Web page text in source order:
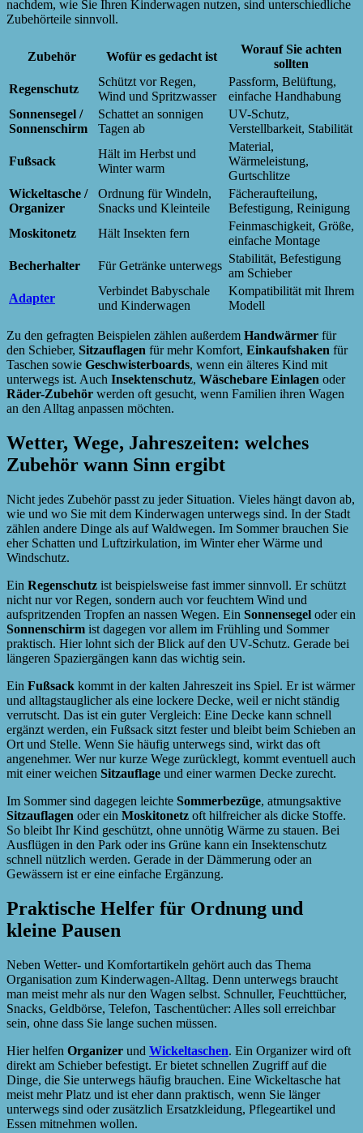
nachdem, wie Sie Ihren Kinderwagen nutzen, sind unterschiedliche
Zubehörteile sinnvoll.
Zubehör Wofür es gedacht ist
Worauf Sie achten
sollten
Regenschutz
Schützt vor Regen,
Wind und Spritzwasser
Passform, Belüftung,
einfache Handhabung
Sonnensegel /
Sonnenschirm
Schattet an sonnigen
Tagen ab
UV-Schutz,
Verstellbarkeit, Stabilität
Fußsack
Hält im Herbst und
Winter warm
Material,
Wärmeleistung,
Gurtschlitze
Wickeltasche /
Organizer
Ordnung für Windeln,
Snacks und Kleinteile
Fächeraufteilung,
Befestigung, Reinigung
Moskitonetz
Hält Insekten fern
Feinmaschigkeit, Größe,
einfache Montage
Becherhalter
Für Getränke unterwegs
Stabilität, Befestigung
am Schieber
Adapter
Verbindet Babyschale
und Kinderwagen
Kompatibilität mit Ihrem
Modell
Zu den gefragten Beispielen zählen außerdem Handwärmer für
den Schieber, Sitzauflagen für mehr Komfort, Einkaufshaken für
Taschen sowie Geschwisterboards, wenn ein älteres Kind mit
unterwegs ist. Auch Insektenschutz, Wäschebare Einlagen oder
Räder-Zubehör werden oft gesucht, wenn Familien ihren Wagen
an den Alltag anpassen möchten.
Wetter, Wege, Jahreszeiten: welches
Zubehör wann Sinn ergibt
Nicht jedes Zubehör passt zu jeder Situation. Vieles hängt davon ab,
wie und wo Sie mit dem Kinderwagen unterwegs sind. In der Stadt
zählen andere Dinge als auf Waldwegen. Im Sommer brauchen Sie
eher Schatten und Luftzirkulation, im Winter eher Wärme und
Windschutz.
Ein Regenschutz ist beispielsweise fast immer sinnvoll. Er schützt
nicht nur vor Regen, sondern auch vor feuchtem Wind und
aufspritzenden Tropfen an nassen Wegen. Ein Sonnensegel oder ein
Sonnenschirm ist dagegen vor allem im Frühling und Sommer
praktisch. Hier lohnt sich der Blick auf den UV-Schutz. Gerade bei
längeren Spaziergängen kann das wichtig sein.
Ein Fußsack kommt in der kalten Jahreszeit ins Spiel. Er ist wärmer
und alltagstauglicher als eine lockere Decke, weil er nicht ständig
verrutscht. Das ist ein guter Vergleich: Eine Decke kann schnell
ergänzt werden, ein Fußsack sitzt fester und bleibt beim Schieben an
Ort und Stelle. Wenn Sie häufig unterwegs sind, wirkt das oft
angenehmer. Wer nur kurze Wege zurücklegt, kommt eventuell auch
mit einer weichen Sitzauflage und einer warmen Decke zurecht.
Im Sommer sind dagegen leichte Sommerbezüge, atmungsaktive
Sitzauflagen oder ein Moskitonetz oft hilfreicher als dicke Stoffe.
So bleibt Ihr Kind geschützt, ohne unnötig Wärme zu stauen. Bei
Ausflügen in den Park oder ins Grüne kann ein Insektenschutz
schnell nützlich werden. Gerade in der Dämmerung oder an
Gewässern ist er eine einfache Ergänzung.
Praktische Helfer für Ordnung und
kleine Pausen
Neben Wetter- und Komfortartikeln gehört auch das Thema
Organisation zum Kinderwagen-Alltag. Denn unterwegs braucht
man meist mehr als nur den Wagen selbst. Schnuller, Feuchttücher,
Snacks, Geldbörse, Telefon, Taschentücher: Alles soll erreichbar
sein, ohne dass Sie lange suchen müssen.
Hier helfen Organizer und Wickeltaschen. Ein Organizer wird oft
direkt am Schieber befestigt. Er bietet schnellen Zugriff auf die
Dinge, die Sie unterwegs häufig brauchen. Eine Wickeltasche hat
meist mehr Platz und ist eher dann praktisch, wenn Sie länger
unterwegs sind oder zusätzlich Ersatzkleidung, Pflegeartikel und
Essen mitnehmen wollen.